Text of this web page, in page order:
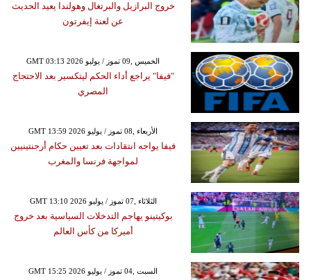
خروج البرازيل والبرتغال وهولندا يعيد الحديث
عن لعنة إيفرتون
GMT 03:13 2026 الخميس ,09 تموز / يوليو
"فيفا" يراجع أداء الحكم ليتكسير بعد الاحتجاج
المصري
GMT 13:59 2026 الأربعاء ,08 تموز / يوليو
فيفا يواجه انتقادات بعد تعيين حكام أرجنتينيين
لمواجهة فرنسا والمغرب
GMT 13:10 2026 الثلاثاء ,07 تموز / يوليو
بوكيتينو يهاجم التدخلات السياسية بعد خروج
أميركا من كأس العالم
GMT 15:25 2026 السبت ,04 تموز / يوليو